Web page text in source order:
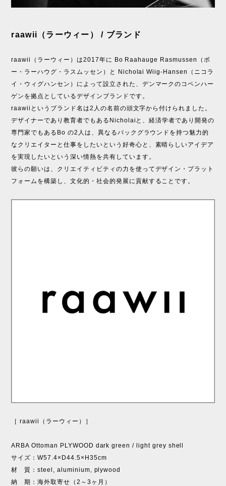
raawii（ラーウィー） / ブランド
raawii（ラーウィー）は2017年に Bo Raahauge Rasmussen（ボ
ー・ラーハウグ・ラスムッセン）と Nicholai Wiig-Hansen（ニコラ
イ・ウィグハンセン）によって設⽴された、デンマークのコペンハー
ゲンを拠点としているデザインブランドです。
raawiiというブランド名は2⼈の名前の頭⽂字から付けられました。
デザイナーであり教育者でもあるNicholaiと、経済学者であり開発の
専⾨家でもあるBo の2⼈は、異なるバックグラウンドを持つ魅⼒的
なクリエイターと仕事をしたいという好奇⼼と、素晴らしいアイデア
を実現したいという深い情熱を共有しています。
彼らの願いは、クリエイティビティの⼒を使ってデザイン・プラット
フォームを構築し、⽂化的・社会的発展に貢献することです。
［ raawii（ラーウィー）］
ARBA Ottoman PLYWOOD dark green / light grey shell
サイズ：W57.4×D44.5×H35cm
材 質：steel, aluminium, plywood
納 期：海外取寄せ（2～3ヶ月）